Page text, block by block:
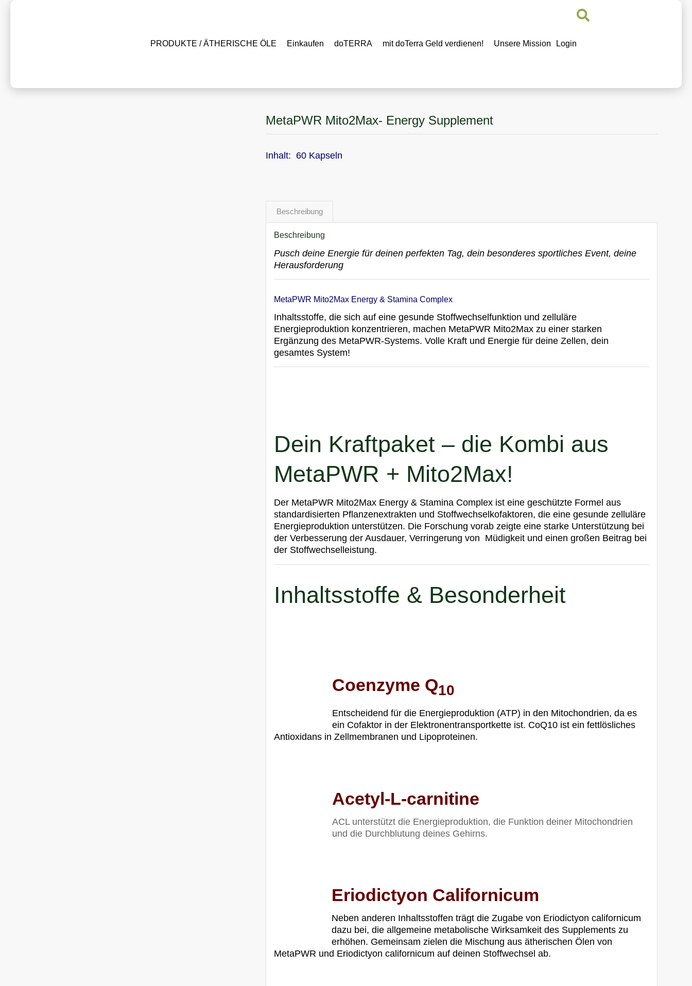
PRODUKTE / ÄTHERISCHE ÖLE Einkaufen doTERRA mit doTerra Geld verdienen! Unsere Mission Login
MetaPWR Mito2Max- Energy Supplement
Inhalt: 60 Kapseln
Beschreibung
Beschreibung
Pusch deine Energie für deinen perfekten Tag, dein besonderes sportliches Event, deine
Herausforderung
MetaPWR Mito2Max Energy & Stamina Complex
Inhaltsstoffe, die sich auf eine gesunde Stoffwechselfunktion und zelluläre
Energieproduktion konzentrieren, machen MetaPWR Mito2Max zu einer starken
Ergänzung des MetaPWR-Systems. Volle Kraft und Energie für deine Zellen, dein
gesamtes System!
Dein Kraftpaket – die Kombi aus
MetaPWR + Mito2Max!
Der MetaPWR Mito2Max Energy & Stamina Complex ist eine geschützte Formel aus
standardisierten Pflanzenextrakten und Stoffwechselkofaktoren, die eine gesunde zelluläre
Energieproduktion unterstützen. Die Forschung vorab zeigte eine starke Unterstützung bei
der Verbesserung der Ausdauer, Verringerung von Müdigkeit und einen großen Beitrag bei
der Stoffwechselleistung.
Inhaltsstoffe & Besonderheit
Coenzyme Q10
Entscheidend für die Energieproduktion (ATP) in den Mitochondrien, da es
ein Cofaktor in der Elektronentransportkette ist. CoQ10 ist ein fettlösliches
Antioxidans in Zellmembranen und Lipoproteinen.
Acetyl-L-carnitine
ACL unterstützt die Energieproduktion, die Funktion deiner Mitochondrien
und die Durchblutung deines Gehirns.
Eriodictyon Californicum
Neben anderen Inhaltsstoffen trägt die Zugabe von Eriodictyon californicum
dazu bei, die allgemeine metabolische Wirksamkeit des Supplements zu
erhöhen. Gemeinsam zielen die Mischung aus ätherischen Ölen von
MetaPWR und Eriodictyon californicum auf deinen Stoffwechsel ab.